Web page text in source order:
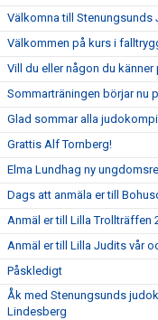
Välkomna till
Välkommen på kurs i
Vill du eller någon du
Sommarträningen börjar nu
Glad sommar alla
Grattis Alf Tornberg!
Elma Lundhag ny
Dags att anmäla er till
Anmäl er till Lilla Trollträffen
Anmäl er till Lilla Judits vår
Påskledigt
Åk med Stenungsunds
Lindesberg